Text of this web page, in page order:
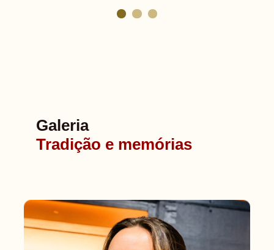
Galeria
Tradição e memórias